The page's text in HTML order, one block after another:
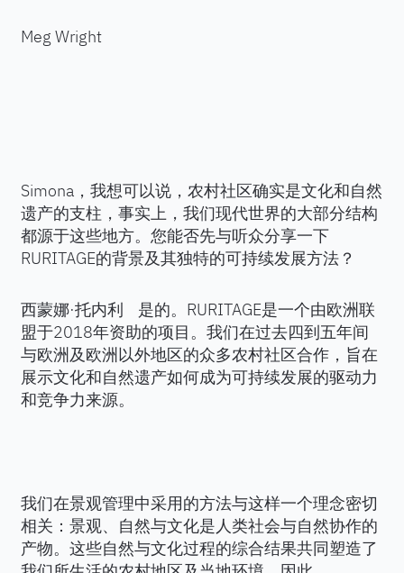
Meg Wright
Simona，我想可以说，农村社区确实是文化和自然
遗产的支柱，事实上，我们现代世界的大部分结构
都源于这些地方。您能否先与听众分享一下
RURITAGE的背景及其独特的可持续发展方法？
西蒙娜·托内利 是的。RURITAGE是一个由欧洲联
盟于2018年资助的项目。我们在过去四到五年间
与欧洲及欧洲以外地区的众多农村社区合作，旨在
展示文化和自然遗产如何成为可持续发展的驱动力
和竞争力来源。
我们在景观管理中采用的方法与这样一个理念密切
相关：景观、自然与文化是人类社会与自然协作的
产物。这些自然与文化过程的综合结果共同塑造了